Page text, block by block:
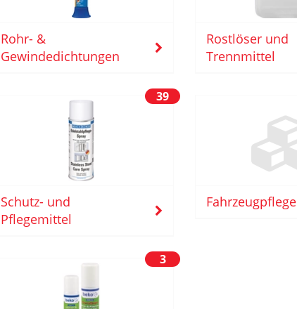
Rohr- &
Gewindedichtungen
Rostlöser und
Trennmittel
39
Schutz- und
Pflegemittel
Fahrzeugpflege
3